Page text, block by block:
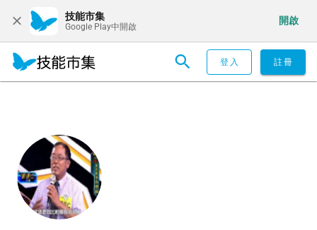
技能市集
Google Play中開啟
開啟
登入 註冊